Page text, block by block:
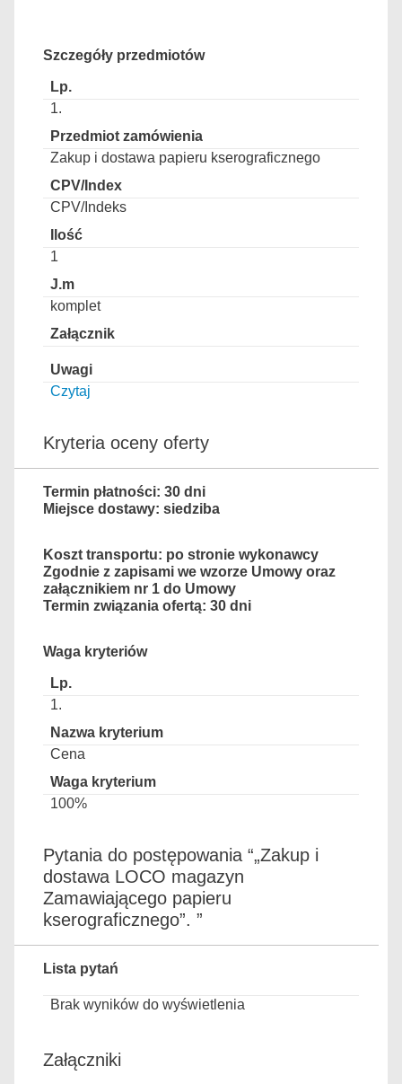
Szczegóły przedmiotów
1.
Zakup i dostawa papieru kserograficznego
CPV/Indeks
1
komplet
Czytaj
Kryteria oceny oferty
Termin płatności: 30 dni
Miejsce dostawy: siedziba
Koszt transportu: po stronie wykonawcy
Zgodnie z zapisami we wzorze Umowy oraz
załącznikiem nr 1 do Umowy
Termin związania ofertą: 30 dni
Waga kryteriów
1.
Cena
100%
Pytania do postępowania “„Zakup i
dostawa LOCO magazyn
Zamawiającego papieru
kserograficznego”. ”
Lista pytań
Brak wyników do wyświetlenia
Załączniki